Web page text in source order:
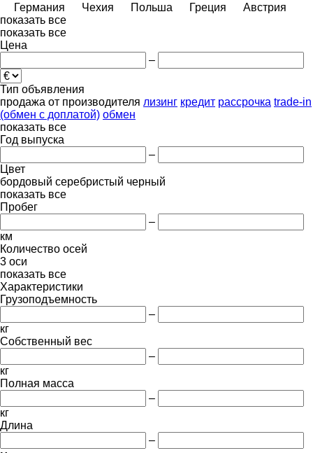
Германия
Чехия Польша Греция
Австрия
показать все
показать все
Цена
–
Тип объявления
продажа от производителя лизинг кредит рассрочка trade-in
(обмен с доплатой) обмен
показать все
Год выпуска
–
Цвет
бордовый серебристый черный
показать все
Пробег
–
км
Количество осей
3 оси
показать все
Характеристики
Грузоподъемность
–
кг
Собственный вес
–
кг
Полная масса
–
кг
Длина
–